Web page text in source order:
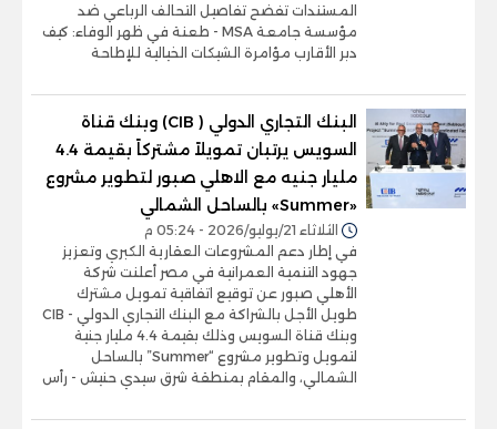
المستندات تفضح تفاصيل التحالف الرباعي ضد
مؤسسة جامعة MSA - طعنة في ظهر الوفاء: كيف
دبر الأقارب مؤامرة الشيكات الخيالية للإطاحة
البنك التجاري الدولي ( CIB) وبنك قناة
السويس يرتبان تمويلاً مشتركاً بقيمة 4.4
مليار جنيه مع الاهلي صبور لتطوير مشروع
«Summer» بالساحل الشمالي
الثلاثاء 21/يوليو/2026 - 05:24 م
في إطار دعم المشروعات العقارية الكبري وتعزيز
جهود التنمية العمرانية في مصر أعلنت شركة
الأهلي صبور عن توقيع اتفاقية تمويل مشترك
طويل الأجل بالشراكة مع البنك التجاري الدولي - CIB
وبنك قناة السويس وذلك بقيمة 4.4 مليار جنية
لتمويل وتطوير مشروع “Summer” بالساحل
الشمالي، والمقام بمنطقة شرق سيدي حنيش - رأس